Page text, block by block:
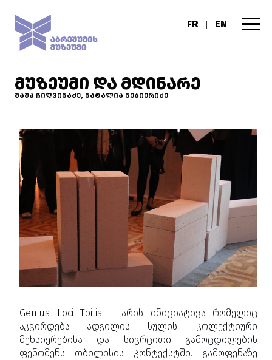
FR | EN
ᲛᲣᲖᲔᲣᲛᲘ ᲓᲐ ᲛᲓᲘᲜᲐᲠᲔ
მაშა ჩიღვინაძე, ნატალია ნებიერიძე
Genius Loci Tbilisi - არის ინიციატივა რომელიც
აკვირდება ადგილის სულის, კოლექტიური
მეხსიერებისა და სივრცითი გამოცდილების
ფენომენს თბილისის კონტექსტში. გამოფენაზე